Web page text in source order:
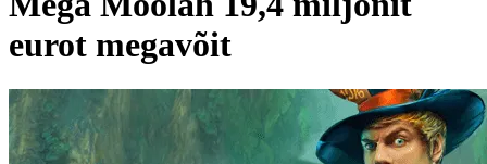
eurot megavõit